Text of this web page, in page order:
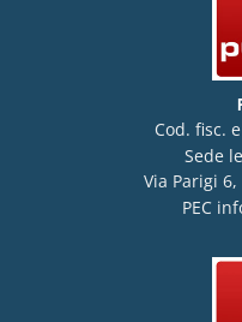
Cod. fisc.
Sede
Via Parigi
PEC